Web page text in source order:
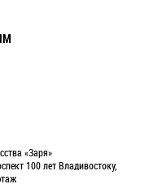
«Заря»
100 лет Владивостоку,